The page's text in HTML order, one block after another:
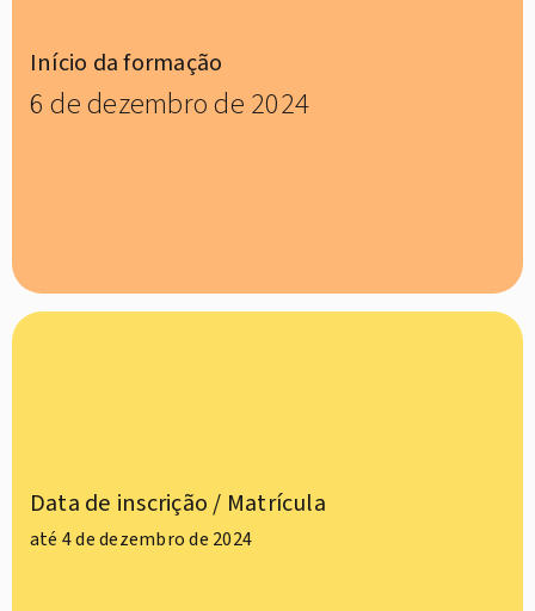
Início da formação
6 de dezembro de 2024
Data de inscrição / Matrícula
até 4 de dezembro de 2024